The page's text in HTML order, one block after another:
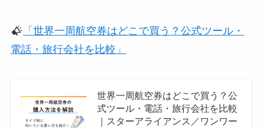
「世界一周航空券はどこで買う？公式ツール・
電話・旅行会社を比較」
世界一周航空券はどこで買う？公
式ツール・電話・旅行会社を比較
｜スターアライアンス／ワンワー